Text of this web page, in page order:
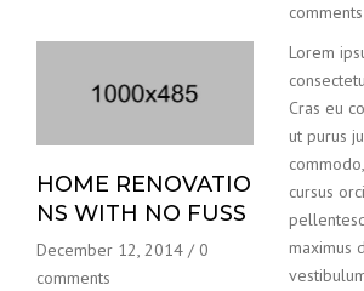
comments
Lorem
Cras eu
ut purus
cursus
maximus
HOME RENOVATIO
NS WITH NO FUSS
December 12, 2014 / 0
comments